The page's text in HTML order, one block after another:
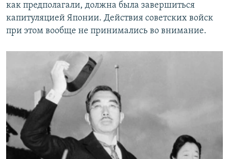
как предполагали, должна была завершиться
капитуляцией Японии. Действия советских войск
при этом вообще не принимались во внимание.